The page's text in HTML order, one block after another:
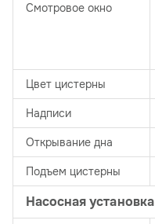
Смотровое окно
Цвет цистерны
Надписи
Открывание дна
Подъем цистерны
Насосная установка